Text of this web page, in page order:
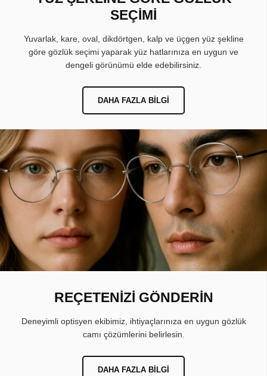
SEÇİMİ
Yuvarlak, kare, oval, dikdörtgen, kalp ve üçgen yüz şekline
göre gözlük seçimi yaparak yüz hatlarınıza en uygun ve
dengeli görünümü elde edebilirsiniz.
DAHA FAZLA BILGI
REÇETENİZİ GÖNDERİN
Deneyimli optisyen ekibimiz, ihtiyaçlarınıza en uygun gözlük
camı çözümlerini belirlesin.
DAHA FAZLA BILGI